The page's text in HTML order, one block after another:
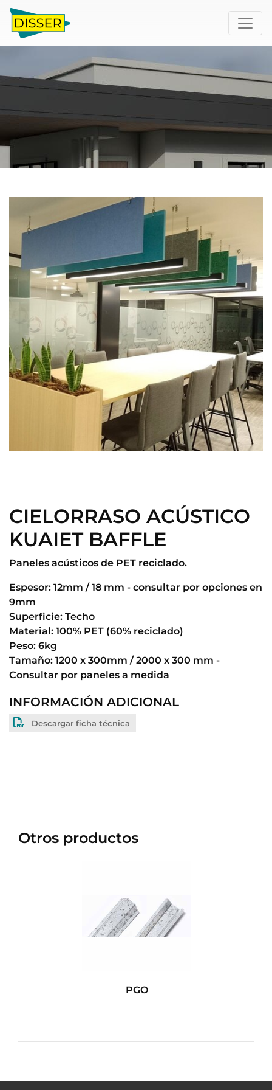
CIELORRASO ACÚSTICO
KUAIET BAFFLE
Paneles acústicos de PET reciclado.
Espesor: 12mm / 18 mm - consultar por opciones en
9mm
Superficie: Techo
Material: 100% PET (60% reciclado)
Peso: 6kg
Tamaño: 1200 x 300mm / 2000 x 300 mm -
Consultar por paneles a medida
INFORMACIÓN ADICIONAL
Descargar ficha técnica
Otros productos
PGO